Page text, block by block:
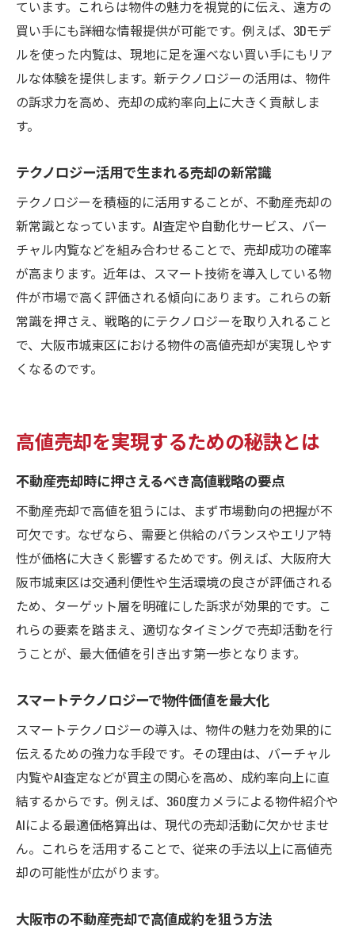
ています。これらは物件の魅力を視覚的に伝え、遠方の
買い手にも詳細な情報提供が可能です。例えば、3Dモデ
ルを使った内覧は、現地に足を運べない買い手にもリア
ルな体験を提供します。新テクノロジーの活用は、物件
の訴求力を高め、売却の成約率向上に大きく貢献しま
す。
テクノロジー活用で生まれる売却の新常識
テクノロジーを積極的に活用することが、不動産売却の
新常識となっています。AI査定や自動化サービス、バー
チャル内覧などを組み合わせることで、売却成功の確率
が高まります。近年は、スマート技術を導入している物
件が市場で高く評価される傾向にあります。これらの新
常識を押さえ、戦略的にテクノロジーを取り入れること
で、大阪市城東区における物件の高値売却が実現しやす
くなるのです。
高値売却を実現するための秘訣とは
不動産売却時に押さえるべき高値戦略の要点
不動産売却で高値を狙うには、まず市場動向の把握が不
可欠です。なぜなら、需要と供給のバランスやエリア特
性が価格に大きく影響するためです。例えば、大阪府大
阪市城東区は交通利便性や生活環境の良さが評価される
ため、ターゲット層を明確にした訴求が効果的です。こ
れらの要素を踏まえ、適切なタイミングで売却活動を行
うことが、最大価値を引き出す第一歩となります。
スマートテクノロジーで物件価値を最大化
スマートテクノロジーの導入は、物件の魅力を効果的に
伝えるための強力な手段です。その理由は、バーチャル
内覧やAI査定などが買主の関心を高め、成約率向上に直
結するからです。例えば、360度カメラによる物件紹介や
AIによる最適価格算出は、現代の売却活動に欠かせませ
ん。これらを活用することで、従来の手法以上に高値売
却の可能性が広がります。
大阪市の不動産売却で高値成約を狙う方法